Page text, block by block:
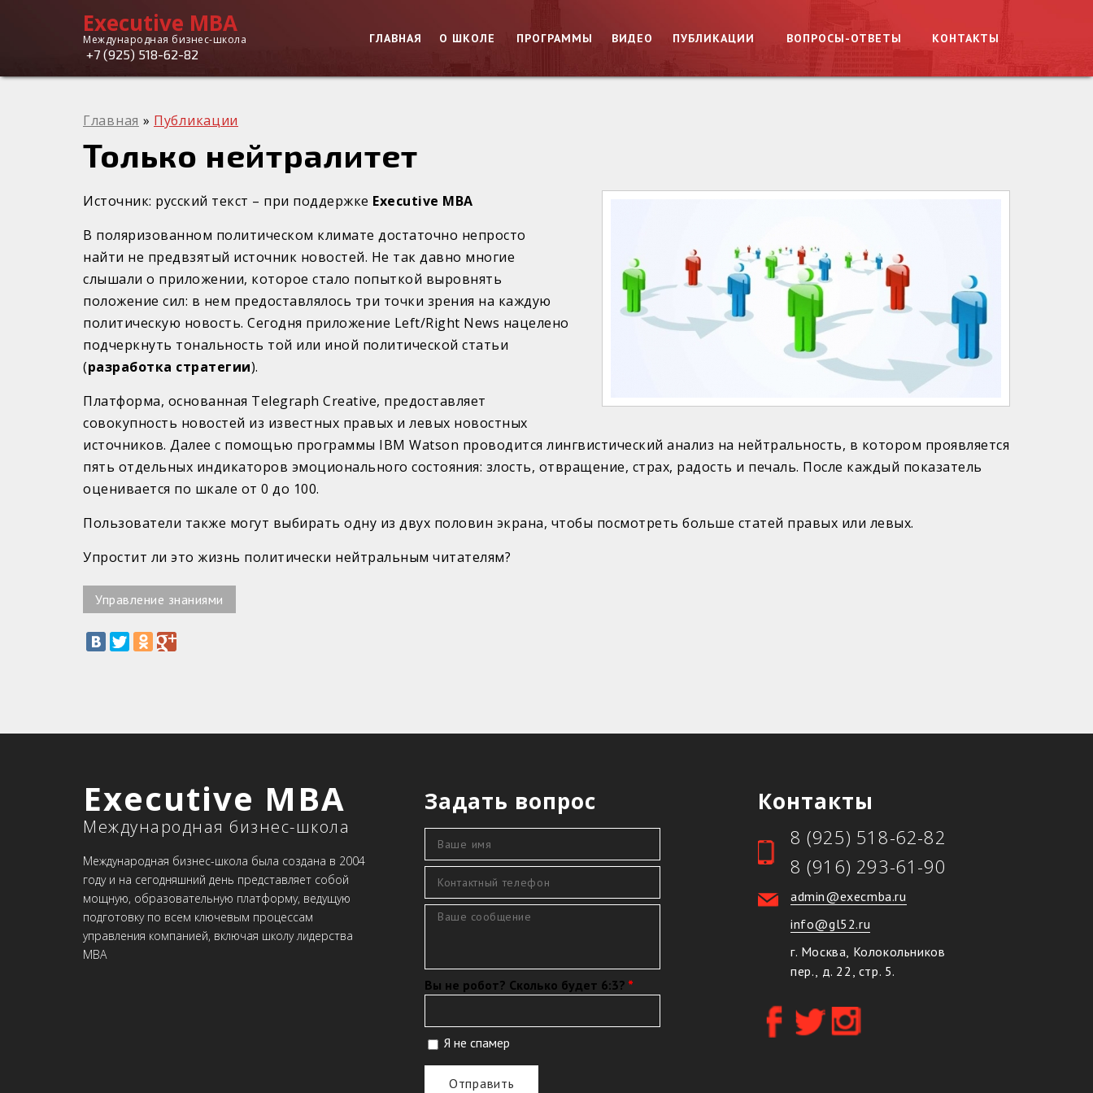
Executive
MBA
Executive MBA
Международная бизнес-школа ГЛАВНАЯ О ШКОЛЕ ПРОГРАММЫ ВИДЕО ПУБЛИКАЦИИ ВОПРОСЫ-ОТВЕТЫ КОНТАКТЫ
+7 (925) 518-62-82
Главная » Публикации
Только нейтралитет
Источник: русский текст – при поддержке Executive MBA
В поляризованном политическом климате достаточно непросто
найти не предвзятый источник новостей. Не так давно многие
слышали о приложении, которое стало попыткой выровнять
положение сил: в нем предоставлялось три точки зрения на каждую
политическую новость. Сегодня приложение Left/Right News нацелено
подчеркнуть тональность той или иной политической статьи
(разработка стратегии).
Платформа, основанная Telegraph Creative, предоставляет
совокупность новостей из известных правых и левых новостных
источников. Далее с помощью программы IBM Watson проводится лингвистический анализ на нейтральность, в котором проявляется
пять отдельных индикаторов эмоционального состояния: злость, отвращение, страх, радость и печаль. После каждый показатель
оценивается по шкале от 0 до 100.
Пользователи также могут выбирать одну из двух половин экрана, чтобы посмотреть больше статей правых или левых.
Упростит ли это жизнь политически нейтральным читателям?
Управление знаниями
Executive MBA
Международная бизнес-школа
Международная бизнес-школа была создана в 2004
году и на сегодняшний день представляет собой
мощную, образовательную платформу, ведущую
подготовку по всем ключевым процессам
управления компанией, включая школу лидерства
MBA
Задать вопрос
Ваше имя
Контактный телефон
Сообщение*
Вы не робот? Сколько будет 6:3? *
Я не спамер
Я спамер
Контакты
8 (925) 518-62-82
8 (916) 293-61-90
admin@execmba.ru
info@gl52.ru
г. Москва, Колокольников
пер., д. 22, стр. 5.